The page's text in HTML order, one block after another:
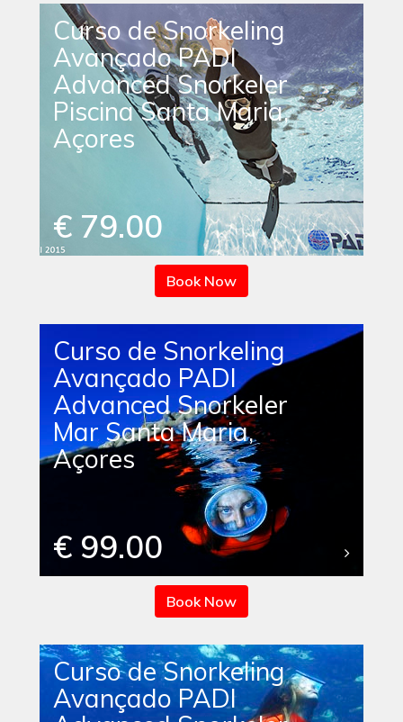
Curso de Snorkeling
Avançado PADI
Advanced Snorkeler
Piscina Santa Maria,
Açores
€ 79.00
Book Now
Curso de Snorkeling
Avançado PADI
Advanced Snorkeler
Mar Santa Maria,
Açores
€ 99.00
Book Now
Curso de Snorkeling
Avançado PADI